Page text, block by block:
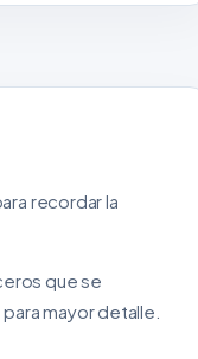
recordar la
que se
mayor detalle.